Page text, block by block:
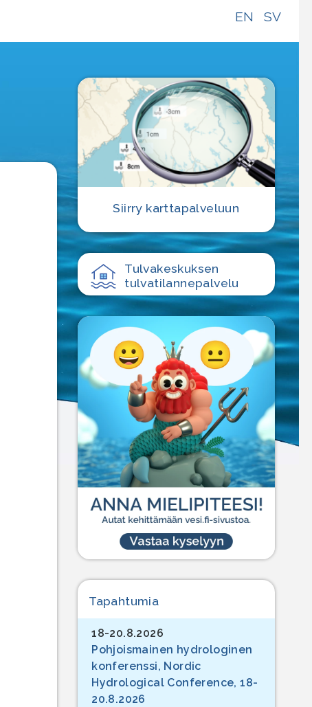
SV
EN
Siirry karttapalveluun
Tulvakeskuksen
tulvatilanne­palvelu
Tapahtumia
18-20.8.2026
Pohjoismainen hydrologinen
konferenssi, Nordic
Hydrological Conference, 18-
20.8.2026